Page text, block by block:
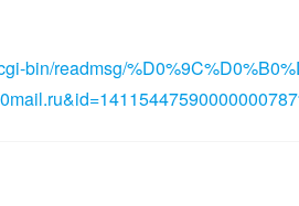
bin/readmsg/